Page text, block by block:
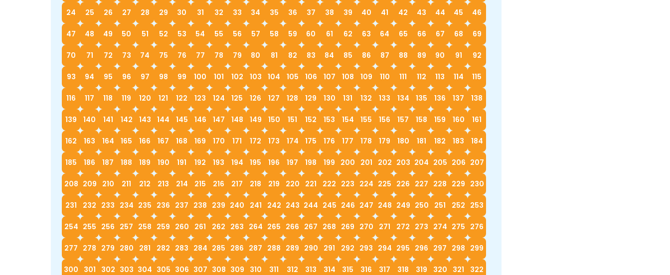
24 25 26 27 28 29 30 31 32 33 34 35 36 37 38 39 40 41 42 43 44 45 46
47 48 49 50 51 52 53 54 55 56 57 58 59 60 61 62 63 64 65 66 67 68 69
70 71 72 73 74 75 76 77 78 79 80 81 82 83 84 85 86 87 88 89 90 91 92
93 94 95 96 97 98 99 100 101 102 103 104 105 106 107 108 109 110 111 112 113 114 115
116 117 118 119 120 121 122 123 124 125 126 127 128 129 130 131 132 133 134 135 136 137 138
139 140 141 142 143 144 145 146 147 148 149 150 151 152 153 154 155 156 157 158 159 160 161
162 163 164 165 166 167 168 169 170 171 172 173 174 175 176 177 178 179 180 181 182 183 184
185 186 187 188 189 190 191 192 193 194 195 196 197 198 199 200 201 202 203 204 205 206 207
208 209 210 211 212 213 214 215 216 217 218 219 220 221 222 223 224 225 226 227 228 229 230
231 232 233 234 235 236 237 238 239 240 241 242 243 244 245 246 247 248 249 250 251 252 253
254 255 256 257 258 259 260 261 262 263 264 265 266 267 268 269 270 271 272 273 274 275 276
277 278 279 280 281 282 283 284 285 286 287 288 289 290 291 292 293 294 295 296 297 298 299
300 301 302 303 304 305 306 307 308 309 310 311 312 313 314 315 316 317 318 319 320 321 322